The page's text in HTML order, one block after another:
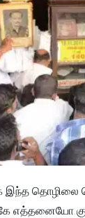
இந்த தொழிலை
எத்தனையோ